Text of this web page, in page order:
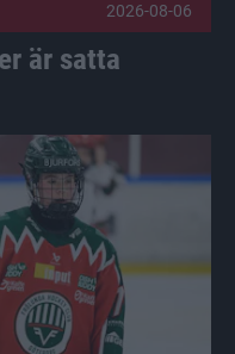
2026-08-06
är satta
08-05